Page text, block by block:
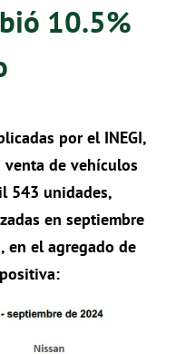
10.5%
por el INEGI,
de vehículos
543 unidades,
en septiembre
en el agregado de